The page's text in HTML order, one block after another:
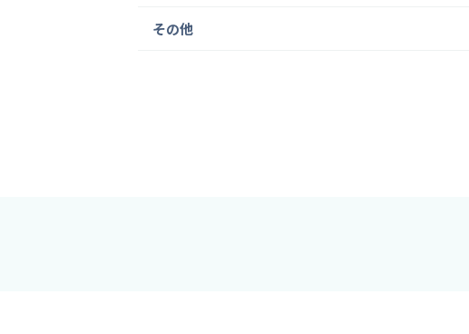
その他